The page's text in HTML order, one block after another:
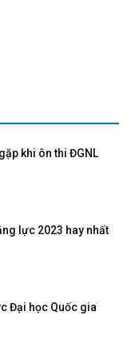
khi ôn thi ĐGNL
lực 2023 hay nhất
Đại học Quốc gia